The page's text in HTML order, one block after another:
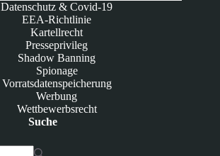
Datenschutz & Covid-19
EEA-Richtlinie
Kartellrecht
Presseprivileg
Shadow Banning
Spionage
Vorratsdatenspeicherung
Werbung
Wettbewerbsrecht
Suche